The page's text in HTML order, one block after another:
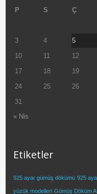
P S Ç
3
4 5
10
11 12
17
18 19
24
25 26
31
« Nis
Etiketler
925 ayar gümüş dökümü 925
yüzük modelleri Gümüş Döküm